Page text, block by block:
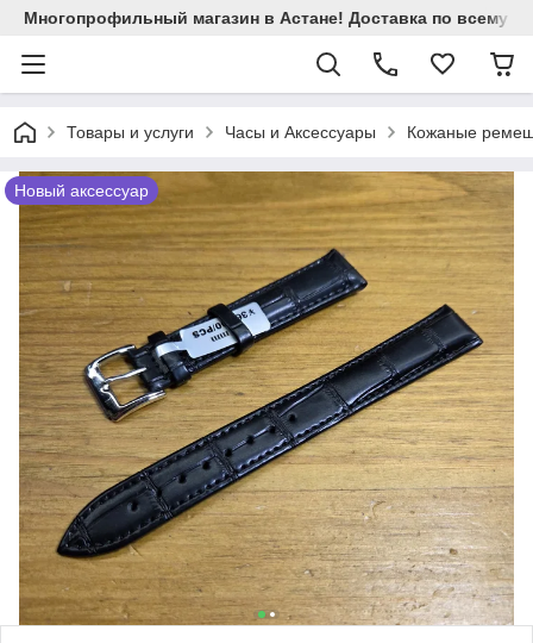
Многопрофильный магазин в Астане! Доставка по всему
Товары и услуги Часы и Аксессуары Кожаные
Новый аксессуар